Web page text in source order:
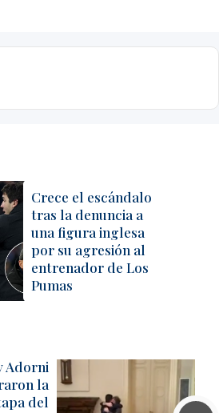
Crece el escándalo
tras la denuncia a
una figura inglesa
por su agresión al
entrenador de Los
Pumas
Adorni
la
del